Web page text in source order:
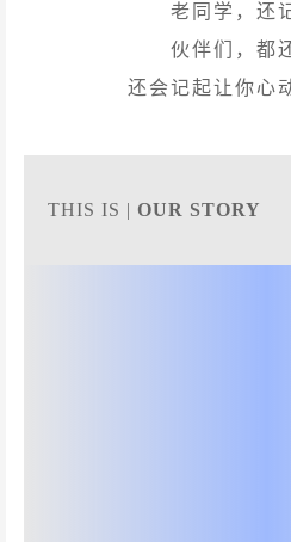
老同学，还
伙伴们，都
还会记起让你心
THIS IS | OUR STORY